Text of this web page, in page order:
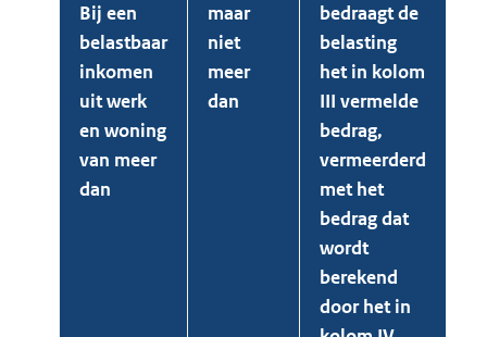
Bij een
belastbaar
inkomen
uit werk
en woning
van meer
dan
maar
niet
meer
dan
bedraagt de
belasting
het in kolom
III vermelde
bedrag,
vermeerderd
met het
bedrag dat
wordt
berekend
door het in